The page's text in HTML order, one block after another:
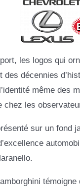
les logos qui
décennies
même des
chez les
sur un fond